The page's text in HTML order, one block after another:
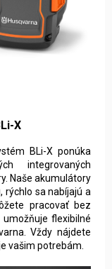
X
BLi-X ponúka
integrovaných
Naše akumulátory
rýchlo sa nabíjajú a
pracovať bez
flexibilné
Vždy nájdete
vašim potrebám.